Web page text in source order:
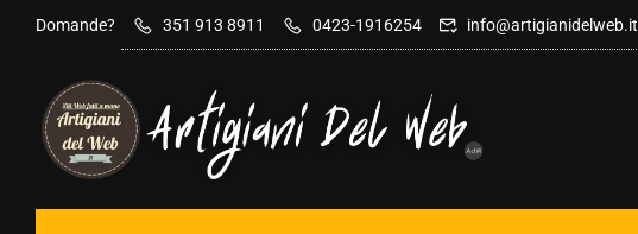
contenuto
Domande? 351 913 8911 0423-1916254 info@artigianidelweb.it